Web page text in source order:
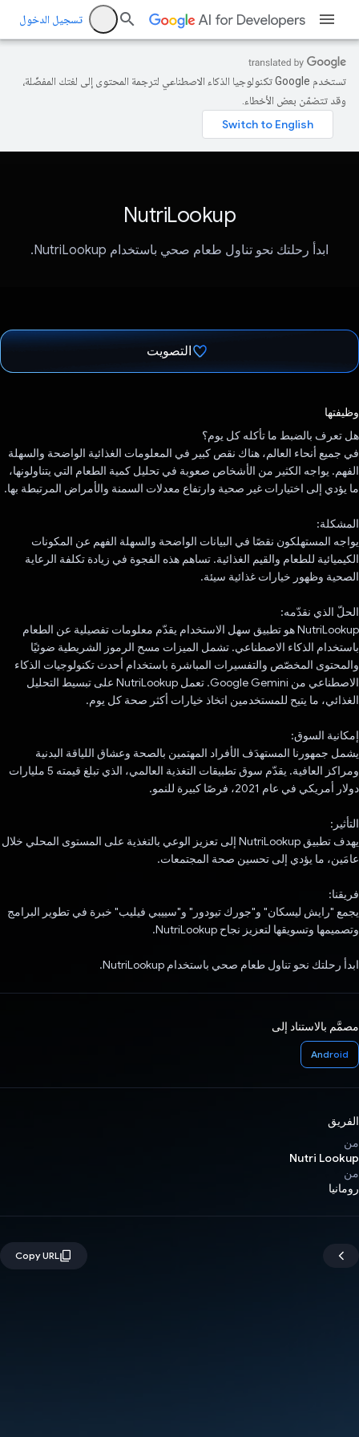
تسجيل الدخول
تستخدم Google تكنولوجيا الذكاء الاصطناعي لترجمة المحتوى إلى لغتك المفضّلة،
وقد تتضمّن بعض الأخطاء.
NutriLookup
ابدأ رحلتك نحو تناول طعام صحي باستخدام NutriLookup.
التصويت
وظيفتها
هل تعرف بالضبط ما تأكله كل يوم؟
في جميع أنحاء العالم، هناك نقص كبير في المعلومات الغذائية الواضحة والسهلة
الفهم. يواجه الكثير من الأشخاص صعوبة في تحليل كمية الطعام التي يتناولونها،
ما يؤدي إلى اختيارات غير صحية وارتفاع معدلات السمنة والأمراض المرتبطة بها.
المشكلة:
يواجه المستهلكون نقصًا في البيانات الواضحة والسهلة الفهم عن المكونات
الكيميائية للطعام والقيم الغذائية. تساهم هذه الفجوة في زيادة تكلفة الرعاية
الصحية وظهور خيارات غذائية سيئة.
الحلّ الذي نقدّمه:
NutriLookup هو تطبيق سهل الاستخدام يقدّم معلومات تفصيلية عن الطعام
باستخدام الذكاء الاصطناعي. تشمل الميزات مسح الرموز الشريطية ضوئيًا
والمحتوى المخصّص والتفسيرات المباشرة باستخدام أحدث تكنولوجيات الذكاء
الاصطناعي من Google Gemini. تعمل NutriLookup على تبسيط التحليل
الغذائي، ما يتيح للمستخدمين اتخاذ خيارات أكثر صحة كل يوم.
إمكانية السوق:
يشمل جمهورنا المستهدَف الأفراد المهتمين بالصحة وعشاق اللياقة البدنية
ومراكز العافية. يقدّم سوق تطبيقات التغذية العالمي، الذي تبلغ قيمته 5 مليارات
دولار أمريكي في عام 2021، فرصًا كبيرة للنمو.
التأثير:
يهدف تطبيق NutriLookup إلى تعزيز الوعي بالتغذية على المستوى المحلي خلال
عامَين، ما يؤدي إلى تحسين صحة المجتمعات.
فريقنا:
يجمع "رايش ليسكان" و"جورك تيودور" و"سييبي فيليب" خبرة في تطوير البرامج
وتصميمها وتسويقها لتعزيز نجاح NutriLookup.
ابدأ رحلتك نحو تناول طعام صحي باستخدام NutriLookup.
مصمَّم بالاستناد إلى
Android
الفريق
من
Nutri Lookup
من
رومانيا